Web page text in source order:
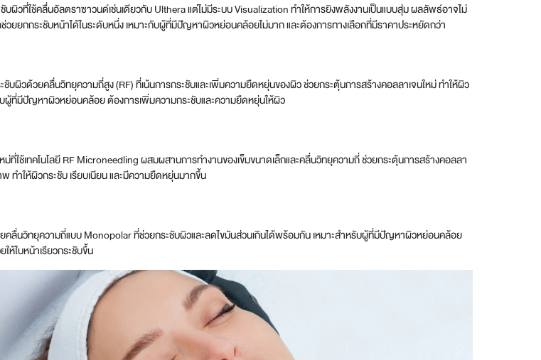
บผิวที่ใช้คลื่นอัลตราซาวนด์เช่นเดียวกับ Ulthera แต่ไม่มีระบบ Visualization ทำให้การยิงพลังงานเป็นแบบสุ่ม ผลลัพธ์อาจไม่
วยยกกระชับหน้าได้ในระดับหนึ่ง เหมาะกับผู้ที่มีปัญหาผิวหย่อนคล้อยไม่มาก และต้องการทางเลือกที่มีราคาประหยัดกว่า
ชับผิวด้วยคลื่นวิทยุความถี่สูง (RF) ที่เน้นการกระชับและเพิ่มความยืดหยุ่นของผิว ช่วยกระตุ้นการสร้างคอลลาเจนใหม่ ทำให้ผิว
ผู้ที่มีปัญหาผิวหย่อนคล้อย ต้องการเพิ่มความกระชับและความยืดหยุ่นให้ผิว
ม่ที่ใช้เทคโนโลยี RF Microneedling ผสมผสานการทำงานของเข็มขนาดเล็กและคลื่นวิทยุความถี่ ช่วยกระตุ้นการสร้างคอลลา
ทำให้ผิวกระชับ เรียบเนียน และมีความยืดหยุ่นมากขึ้น
ยคลื่นวิทยุความถี่แบบ Monopolar ที่ช่วยกระชับผิวและลดไขมันส่วนเกินได้พร้อมกัน เหมาะสำหรับผู้ที่มีปัญหาผิวหย่อนคล้อย
ห้ใบหน้าเรียวกระชับขึ้น